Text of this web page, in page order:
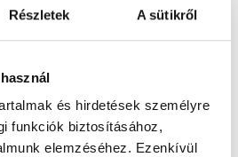
Részletek A sütikről
és hirdetések személyre
funkciók biztosításához,
elemzéséhez. Ezenkívül
általános orvosi oklevéllel rendelkező
szakorvosi szakképesítés
felügyeli az egészségügyi
el feladatokat. A foglaljorvost.hu
névazonosságért bármely szakorvos